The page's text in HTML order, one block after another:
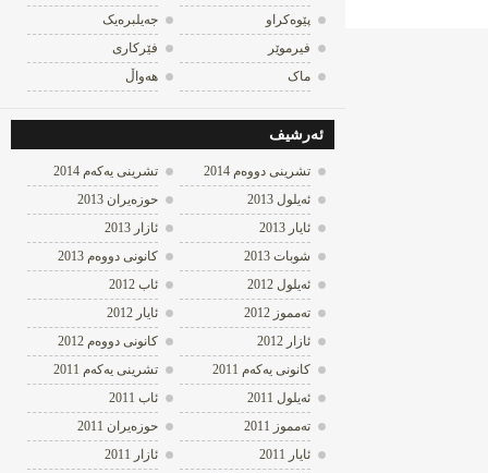
پێوه‌کراو
جه‌یلبره‌یک
فیرموێر
فێرکاری
ماک
هه‌واڵ
ئه‌رشیف
تشرینی دووه‌م 2014
تشرینی یه‌كه‌م 2014
ئه‌یلول 2013
حوزه‌یران 2013
ئایار 2013
ئازار 2013
شوبات 2013
كانونی دووه‌م 2013
ئه‌یلول 2012
ئاب 2012
ته‌مموز 2012
ئایار 2012
ئازار 2012
كانونی دووه‌م 2012
كانونی یه‌كه‌م 2011
تشرینی یه‌كه‌م 2011
ئه‌یلول 2011
ئاب 2011
ته‌مموز 2011
حوزه‌یران 2011
ئایار 2011
ئازار 2011